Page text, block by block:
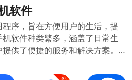
软件
序，旨在方便用户的生活，提
软件种类繁多，涵盖了日常生
供了便捷的服务和解决方案。
活水平的提高，生活类手机软
满足用户日益增长的需求。哪些